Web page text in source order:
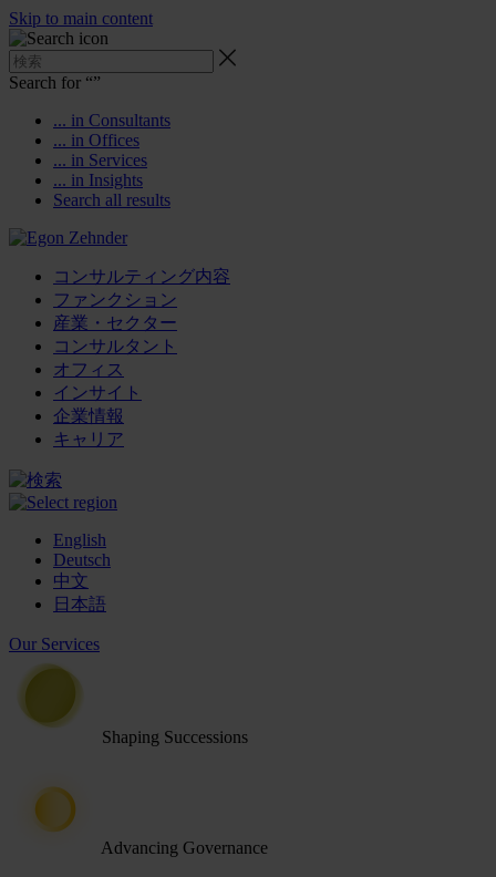
Skip to main content
Search for “”
... in Consultants
... in Offices
... in Services
... in Insights
Search all results
コンサルティング内容
ファンクション
産業・セクター
コンサルタント
オフィス
インサイト
企業情報
キャリア
English
Deutsch
中文
日本語
Our Services
Shaping Successions
Advancing Governance